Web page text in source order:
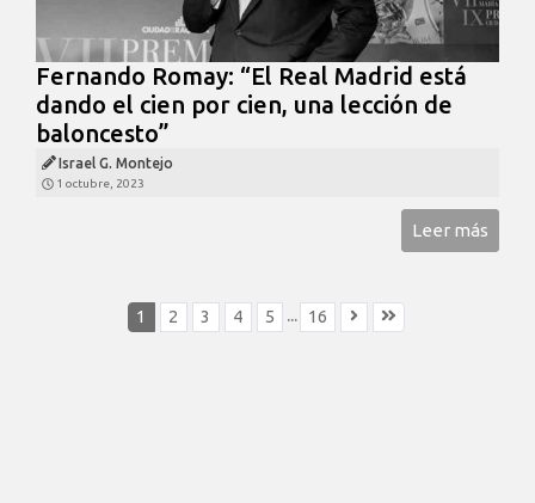
Fernando Romay: “El Real Madrid está
dando el cien por cien, una lección de
baloncesto”
Israel G. Montejo
1 octubre, 2023
Leer más
1 2 3 4 5 16